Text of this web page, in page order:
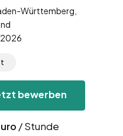
Württemberg,
bewerben
/ Stunde